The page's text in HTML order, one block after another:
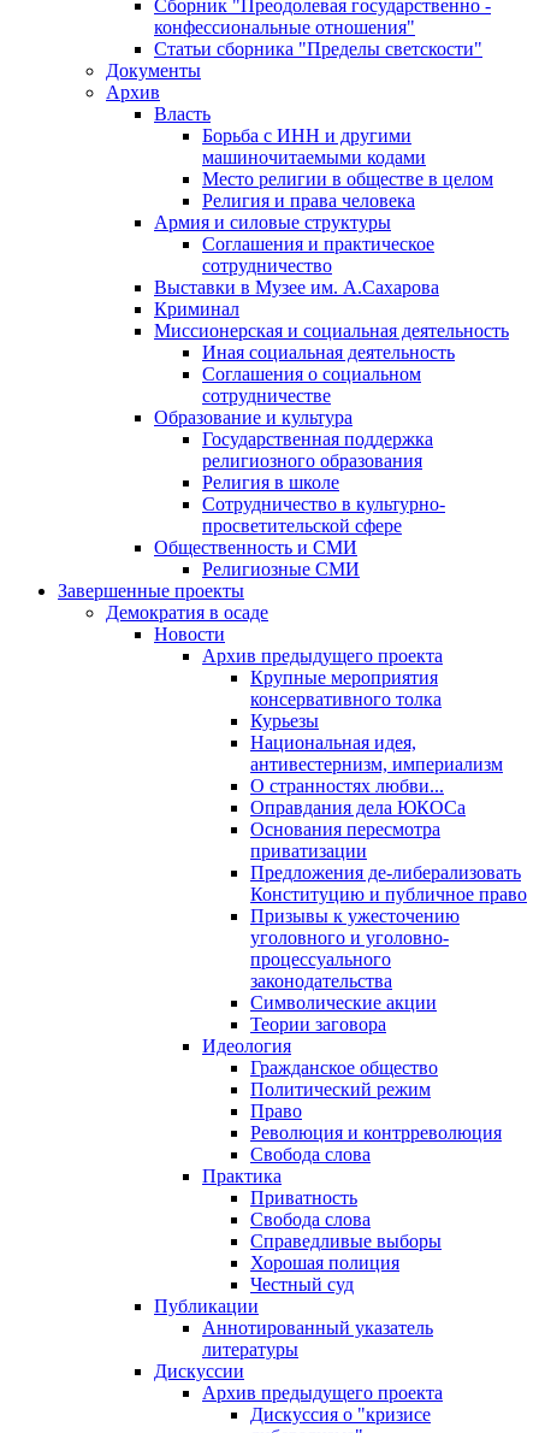
Сборник "Преодолевая государственно -
конфессиональные отношения"
Статьи сборника "Пределы светскости"
Документы
Архив
Власть
Борьба с ИНН и другими
машиночитаемыми кодами
Место религии в обществе в целом
Религия и права человека
Армия и силовые структуры
Соглашения и практическое
сотрудничество
Выставки в Музее им. А.Сахарова
Криминал
Миссионерская и социальная деятельность
Иная социальная деятельность
Соглашения о социальном
сотрудничестве
Образование и культура
Государственная поддержка
религиозного образования
Религия в школе
Сотрудничество в культурно-
просветительской сфере
Общественность и СМИ
Религиозные СМИ
Завершенные проекты
Демократия в осаде
Новости
Архив предыдущего проекта
Крупные мероприятия
консервативного толка
Курьезы
Национальная идея,
антивестернизм, империализм
О странностях любви...
Оправдания дела ЮКОСа
Основания пересмотра
приватизации
Предложения де-либерализовать
Конституцию и публичное право
Призывы к ужесточению
уголовного и уголовно-
процессуального
законодательства
Символические акции
Теории заговора
Идеология
Гражданское общество
Политический режим
Право
Революция и контрреволюция
Свобода слова
Практика
Приватность
Свобода слова
Справедливые выборы
Хорошая полиция
Честный суд
Публикации
Аннотированный указатель
литературы
Дискуссии
Архив предыдущего проекта
Дискуссия о "кризисе